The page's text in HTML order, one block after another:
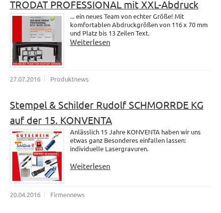
TRODAT PROFESSIONAL mit XXL-Abdruck
... ein neues Team von echter Größe! Mit
komfortablen Abdruckgrößen von 116 x 70 mm
und Platz bis 13 Zeilen Text.
Weiterlesen
27.07.2016 Produktnews
Stempel & Schilder Rudolf SCHMORRDE KG
auf der 15. KONVENTA
Anlässlich 15 Jahre KONVENTA haben wir uns
etwas ganz Besonderes einfallen lassen:
individuelle Lasergravuren.
Weiterlesen
20.04.2016 Firmennews